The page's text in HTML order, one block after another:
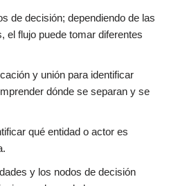
de decisión; dependiendo de las
el flujo puede tomar diferentes
y unión para identificar
dónde se separan y se
qué entidad o actor es
y los nodos de decisión